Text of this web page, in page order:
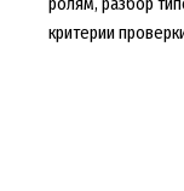
критерии